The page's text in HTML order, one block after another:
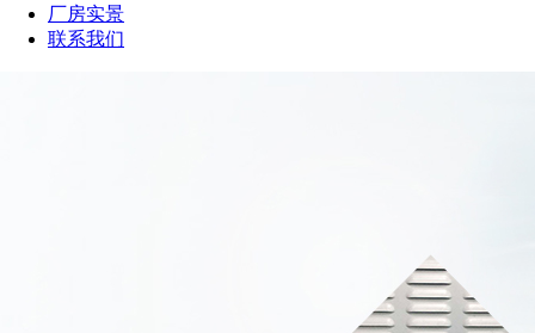
厂房实景
联系我们